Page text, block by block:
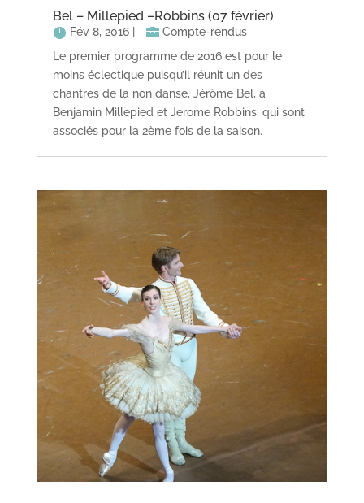
Bel – Millepied –Robbins (07 février)
Fév 8, 2016|
Compte-rendus
Le premier programme de 2016 est pour le
moins éclectique puisqu’il réunit un des
chantres de la non danse, Jérôme Bel, à
Benjamin Millepied et Jerome Robbins, qui sont
associés pour la 2ème fois de la saison.